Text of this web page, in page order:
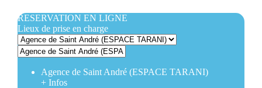
RESERVATION EN LIGNE
Lieux de prise en charge
Agence de Saint André (ESPACE TARANI)
+Infos